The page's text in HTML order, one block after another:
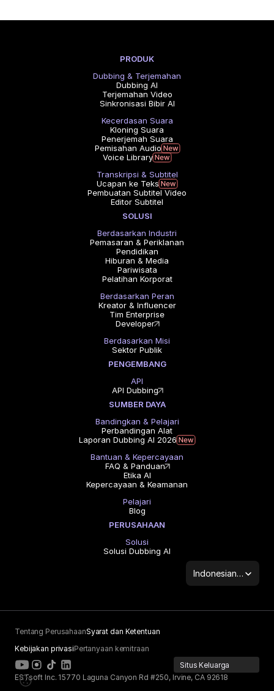
PRODUK
Dubbing & Terjemahan
Dubbing AI
Terjemahan Video
Sinkronisasi Bibir AI
Kecerdasan Suara
Kloning Suara
Penerjemah Suara
Pemisahan Audio
Voice Library
Transkripsi & Subtitel
Ucapan ke Teks
Pembuatan Subtitel Video
Editor Subtitel
SOLUSI
Berdasarkan Industri
Pemasaran & Periklanan
Pendidikan
Hiburan & Media
Pariwisata
Pelatihan Korporat
Berdasarkan Peran
Kreator & Influencer
Tim Enterprise
Developer
Berdasarkan Misi
Sektor Publik
PENGEMBANG
API
API Dubbing
SUMBER DAYA
Bandingkan & Pelajari
Perbandingan Alat
Laporan Dubbing AI 2026
Bantuan & Kepercayaan
FAQ & Panduan
Etika AI
Kepercayaan & Keamanan
Pelajari
Blog
PERUSAHAAN
Solusi
Solusi Dubbing AI
Select Language
Indonesian (Indonesia)
Tentang PerusahaanSyarat dan Ketentuan
Kebijakan privasiPertanyaan kemitraan
Situs Keluarga
ESTsoft Inc. 15770 Laguna Canyon Rd #250, Irvine, CA 92618